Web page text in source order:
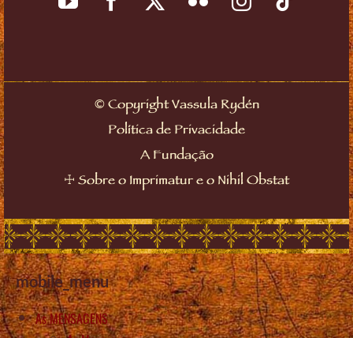
©Copyright Vassula Rydén
Política de Privacidade
A Fundação
☩ Sobre o Imprimatur e o Nihil Obstat
mobile_menu
As MENSAGENS